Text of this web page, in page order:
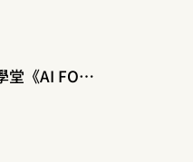
清華大學 x 理律學堂《AI FOR LAWYERS程式實作課程》